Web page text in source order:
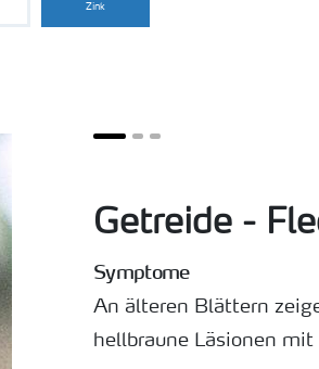
Zink
Getreide -
Symptome
An älteren Blättern
hellbraune Läsionen mit